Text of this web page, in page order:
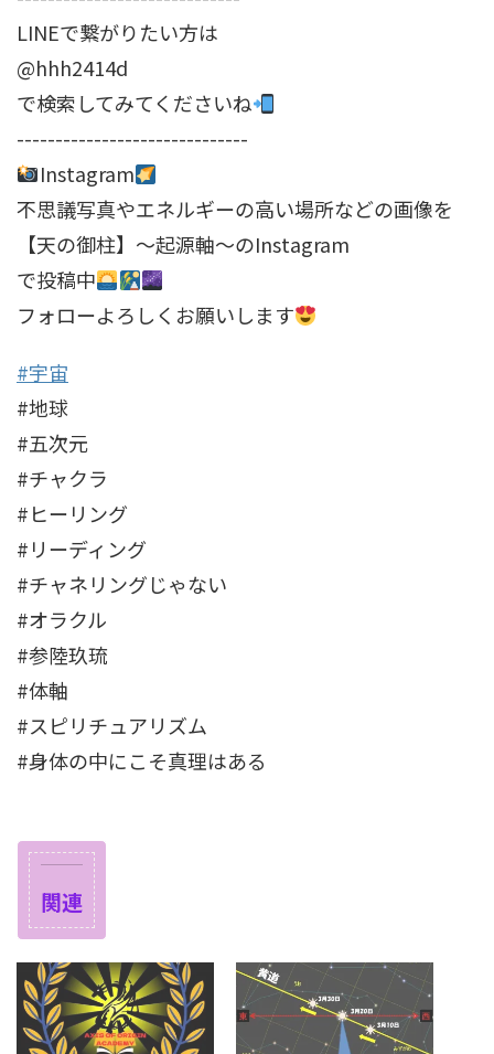
LINEで繋がりたい方は
@hhh2414d
で検索してみてくださいね
------------------------------
Instagram
不思議写真やエネルギーの高い場所などの画像を
【天の御柱】～起源軸～のInstagram
で投稿中
フォローよろしくお願いします
#宇宙
#地球
#五次元
#チャクラ
#ヒーリング
#リーディング
#チャネリングじゃない
#オラクル
#参陸玖琉
#体軸
#スピリチュアリズム
#身体の中にこそ真理はある
関連